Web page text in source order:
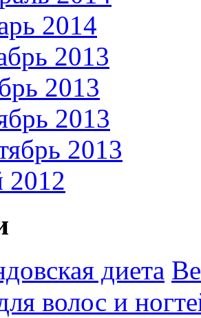
2014
2013
2013
2013
2013
диета
волос и